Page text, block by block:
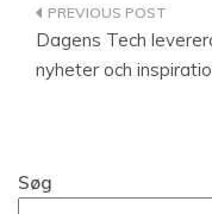
Dagens Tech
nyheter och
Søg